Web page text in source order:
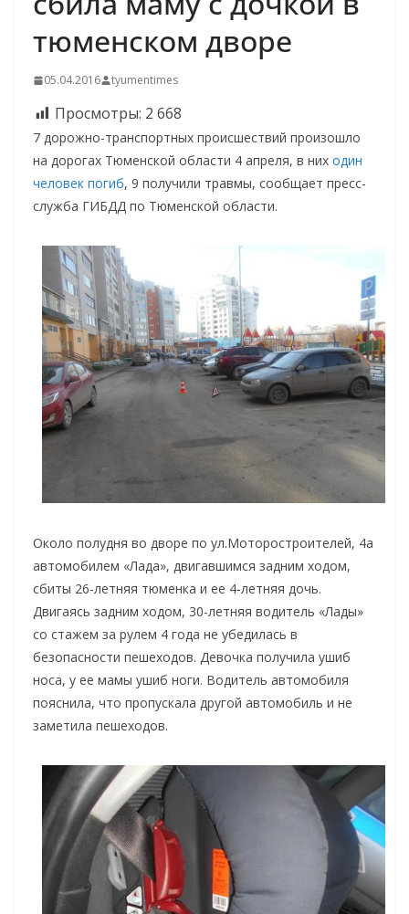
тюменском дворе
05.04.2016 tyumentimes
Просмотры: 2 668
7 дорожно-транспортных происшествий произошло
на дорогах Тюменской области 4 апреля, в них один
человек погиб, 9 получили травмы, сообщает пресс-
служба ГИБДД по Тюменской области.
Около полудня во дворе по ул.Моторостроителей, 4а
автомобилем «Лада», двигавшимся задним ходом,
сбиты 26-летняя тюменка и ее 4-летняя дочь.
Двигаясь задним ходом, 30-летняя водитель «Лады»
со стажем за рулем 4 года не убедилась в
безопасности пешеходов. Девочка получила ушиб
носа, у ее мамы ушиб ноги. Водитель автомобиля
пояснила, что пропускала другой автомобиль и не
заметила пешеходов.